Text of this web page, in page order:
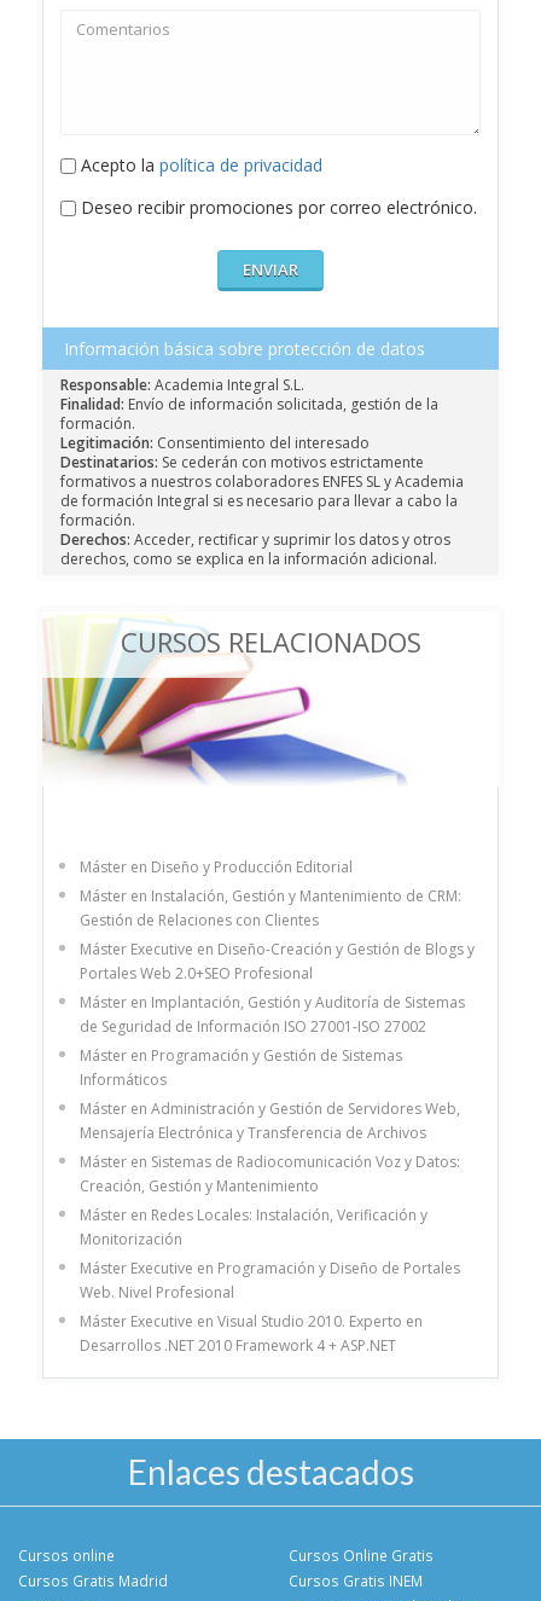
Acepto la política de privacidad
Deseo recibir promociones por correo electrónico.
Información básica sobre protección de datos
Responsable: Academia Integral S.L.
Finalidad: Envío de información solicitada, gestión de la
formación.
Legitimación: Consentimiento del interesado
Destinatarios: Se cederán con motivos estrictamente
formativos a nuestros colaboradores ENFES SL y Academia
de formación Integral si es necesario para llevar a cabo la
formación.
Derechos: Acceder, rectificar y suprimir los datos y otros
derechos, como se explica en la información adicional.
CURSOS RELACIONADOS
Máster en Diseño y Producción Editorial
Máster en Instalación, Gestión y Mantenimiento de CRM:
Gestión de Relaciones con Clientes
Máster Executive en Diseño-Creación y Gestión de Blogs y
Portales Web 2.0+SEO Profesional
Máster en Implantación, Gestión y Auditoría de Sistemas
de Seguridad de Información ISO 27001-ISO 27002
Máster en Programación y Gestión de Sistemas
Informáticos
Máster en Administración y Gestión de Servidores Web,
Mensajería Electrónica y Transferencia de Archivos
Máster en Sistemas de Radiocomunicación Voz y Datos:
Creación, Gestión y Mantenimiento
Máster en Redes Locales: Instalación, Verificación y
Monitorización
Máster Executive en Programación y Diseño de Portales
Web. Nivel Profesional
Máster Executive en Visual Studio 2010. Experto en
Desarrollos .NET 2010 Framework 4 + ASP.NET
Enlaces destacados
Cursos online
Cursos Gratis Madrid
Cursos Online Gratis
Cursos Gratis INEM